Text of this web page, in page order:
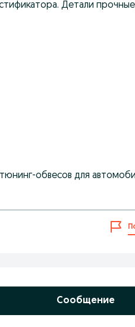
Детали
обвесов для
Сообщение